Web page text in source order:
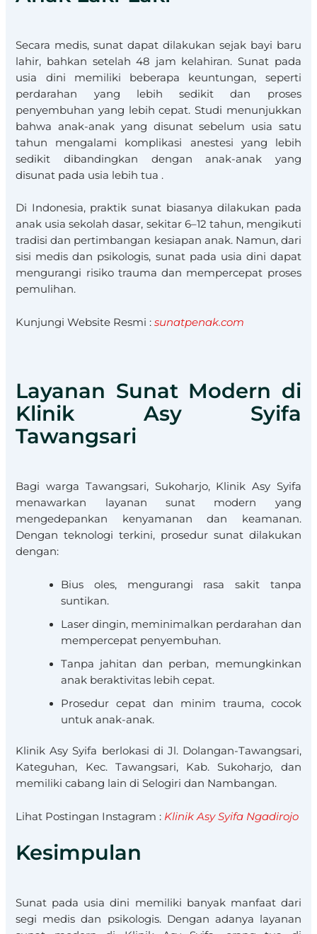
Secara medis, sunat dapat dilakukan sejak bayi baru
lahir, bahkan setelah 48 jam kelahiran. Sunat pada
usia dini memiliki beberapa keuntungan, seperti
perdarahan yang lebih sedikit dan proses
penyembuhan yang lebih cepat. Studi menunjukkan
bahwa anak-anak yang disunat sebelum usia satu
tahun mengalami komplikasi anestesi yang lebih
sedikit dibandingkan dengan anak-anak yang
disunat pada usia lebih tua .​
Di Indonesia, praktik sunat biasanya dilakukan pada
anak usia sekolah dasar, sekitar 6–12 tahun, mengikuti
tradisi dan pertimbangan kesiapan anak. Namun, dari
sisi medis dan psikologis, sunat pada usia dini dapat
mengurangi risiko trauma dan mempercepat proses
pemulihan.
Kunjungi Website Resmi :sunatpenak.com
Layanan Sunat Modern di
Klinik Asy Syifa
Tawangsari
Bagi warga Tawangsari, Sukoharjo, Klinik Asy Syifa
menawarkan layanan sunat modern yang
mengedepankan kenyamanan dan keamanan.
Dengan teknologi terkini, prosedur sunat dilakukan
dengan:​
Bius oles, mengurangi rasa sakit tanpa
suntikan.
Laser dingin, meminimalkan perdarahan dan
mempercepat penyembuhan.
Tanpa jahitan dan perban, memungkinkan
anak beraktivitas lebih cepat.
Prosedur cepat dan minim trauma, cocok
untuk anak-anak.​
Klinik Asy Syifa berlokasi di Jl. Dolangan-Tawangsari,
Kateguhan, Kec. Tawangsari, Kab. Sukoharjo, dan
memiliki cabang lain di Selogiri dan Nambangan.
Lihat Postingan Instagram : Klinik Asy Syifa Ngadirojo
Kesimpulan
Sunat pada usia dini memiliki banyak manfaat dari
segi medis dan psikologis. Dengan adanya layanan